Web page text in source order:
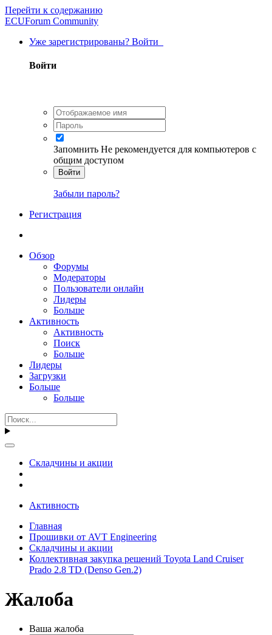
Перейти к содержанию
ECUForum Community
Уже зарегистрированы? Войти
Войти
Запомнить Не рекомендуется для компьютеров с
общим доступом
Войти
Забыли пароль?
Регистрация
Обзор
Форумы
Модераторы
Пользователи онлайн
Лидеры
Больше
Активность
Активность
Поиск
Больше
Лидеры
Загрузки
Больше
Больше
Складчины и акции
Активность
Главная
Прошивки от AVT Engineering
Складчины и акции
Коллективная закупка решений Toyota Land Cruiser
Prado 2.8 TD (Denso Gen.2)
Жалоба
Ваша жалоба